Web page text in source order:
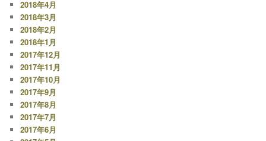
2018年4月
2018年3月
2018年2月
2018年1月
2017年12月
2017年11月
2017年10月
2017年9月
2017年8月
2017年7月
2017年6月